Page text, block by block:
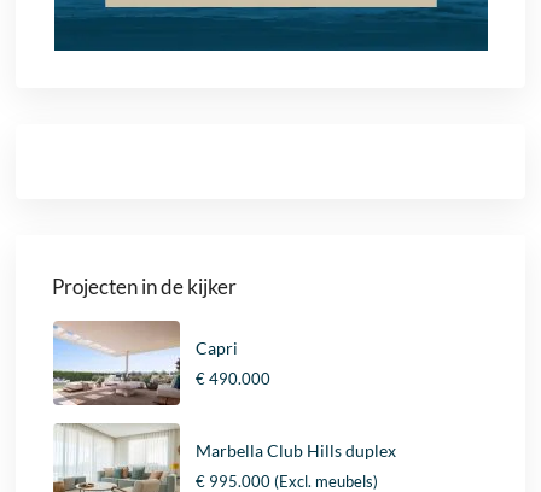
Projecten in de kijker
Capri
€ 490.000
Marbella Club Hills duplex
€ 995.000(Excl. meubels)